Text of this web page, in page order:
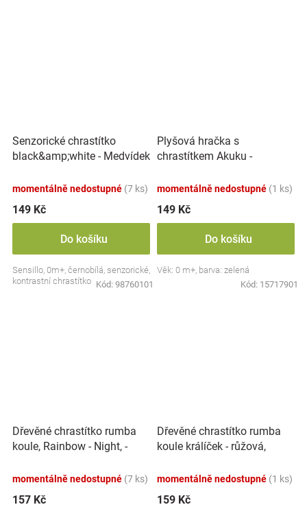
Senzorické chrastítko
black&amp;white - Medvídek
momentálně nedostupné (7 ks)
149 Kč
Do košíku
Sensillo, 0m+, černobílá, senzorické,
kontrastní chrastítko Kód: 98760101
Plyšová hračka s
chrastítkem Akuku -
momentálně nedostupné (1 ks)
149 Kč
Do košíku
Věk: 0 m+, barva: zelená
Kód: 15717901
Dřevěné chrastítko rumba
koule, Rainbow - Night, -
momentálně nedostupné (7 ks)
157 Kč
Dřevěné chrastítko rumba
koule králíček - růžová,
momentálně nedostupné (1 ks)
159 Kč